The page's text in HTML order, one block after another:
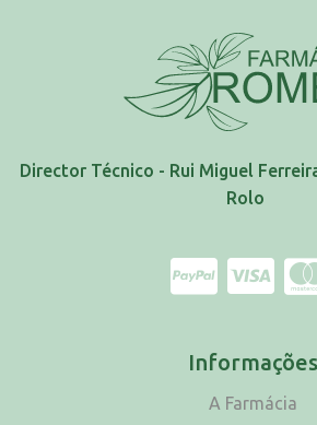
Director Técnico - Rui Miguel
Rolo
Informações
A Farmácia